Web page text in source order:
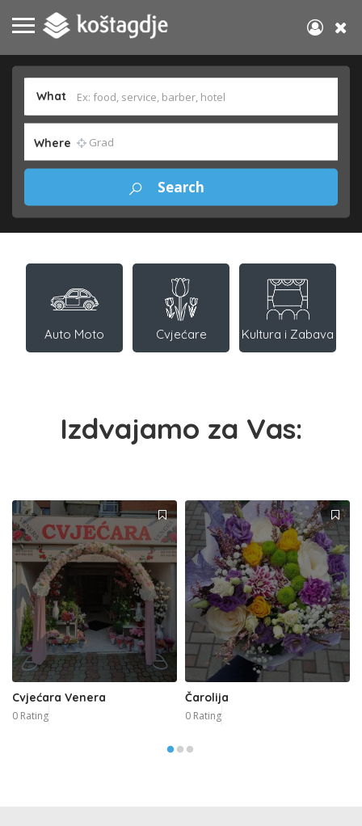
What
Where
Auto Moto Cvjećare Kultura i Zabava
Izdvajamo za Vas:
Cvjećara Venera
0 Rating
Čarolija
0 Rating